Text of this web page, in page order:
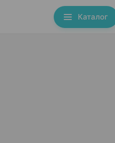
Каталог